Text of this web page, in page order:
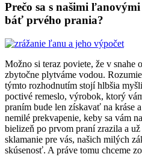
Prečo sa s našimi
báť prvého prania?
Možno si teraz poviete, že v snahe
zbytočne plytváme vodou.
týmto rozhodnutím stojí hlbšia
poctivé remeslo, výrobok, ktorý
praním bude len získavať na kráse
nemilé prekvapenie, keby sa vám
bielizeň po prvom praní zrazila a
sklamanie pre vás, našich milých
skúsenosť. A práve tomu chceme